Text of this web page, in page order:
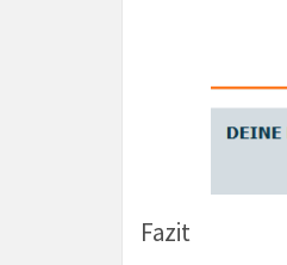
Fazit